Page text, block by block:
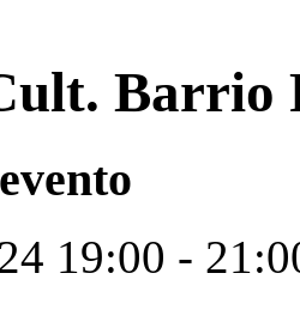
Barrio
19:00 -